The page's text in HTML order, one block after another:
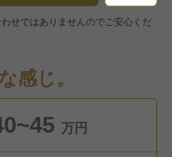
せではありませんのでご安心くだ
感じ。
万円